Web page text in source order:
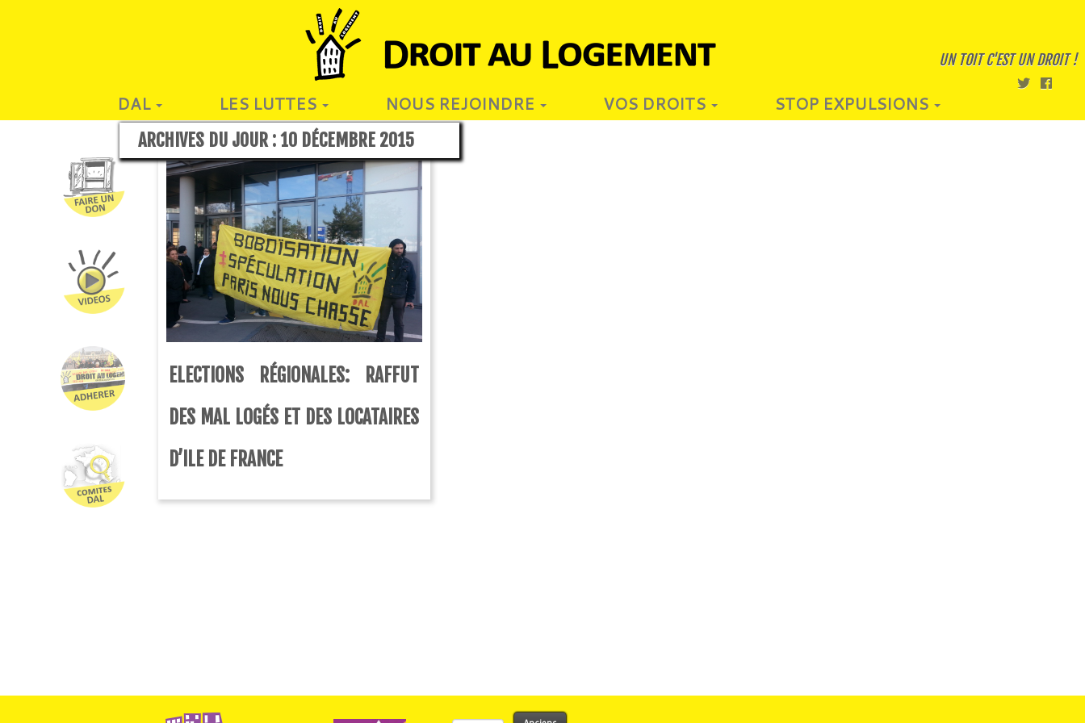
UN TOIT C'EST UN DROIT !
DAL LES LUTTES NOUS REJOINDRE VOS DROITS STOP EXPULSIONS
ARCHIVES DU JOUR :10 DÉCEMBRE 2015
ELECTIONS RÉGIONALES: RAFFUT
DES MAL LOGÉS ET DES LOCATAIRES
D’ILE DE FRANCE